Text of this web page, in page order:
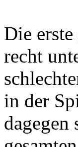
Die
recht
in der
dagegen